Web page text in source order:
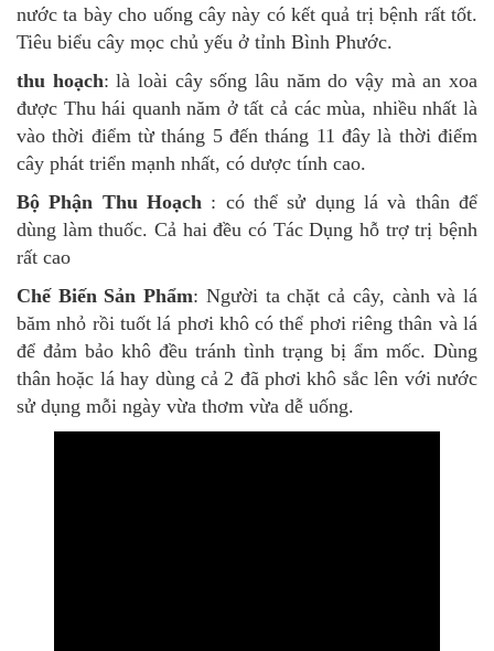
nước ta bày cho uống cây này có kết quả trị bệnh rất tốt.
Tiêu biểu cây mọc chủ yếu ở tỉnh Bình Phước.
thu hoạch: là loài cây sống lâu năm do vậy mà an xoa
được Thu hái quanh năm ở tất cả các mùa, nhiều nhất là
vào thời điểm từ tháng 5 đến tháng 11 đây là thời điểm
cây phát triển mạnh nhất, có dược tính cao.
Bộ Phận Thu Hoạch : có thể sử dụng lá và thân để
dùng làm thuốc. Cả hai đều có Tác Dụng hỗ trợ trị bệnh
rất cao
Chế Biến Sản Phẩm: Người ta chặt cả cây, cành và lá
băm nhỏ rồi tuốt lá phơi khô có thể phơi riêng thân và lá
để đảm bảo khô đều tránh tình trạng bị ẩm mốc. Dùng
thân hoặc lá hay dùng cả 2 đã phơi khô sắc lên với nước
sử dụng mỗi ngày vừa thơm vừa dễ uống.